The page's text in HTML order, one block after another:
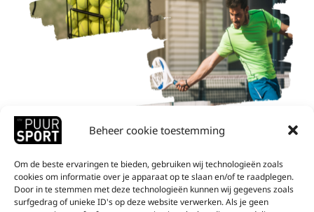
Beheer cookie toestemming
Om de beste ervaringen te bieden, gebruiken wij technologieën zoals
cookies om informatie over je apparaat op te slaan en/of te raadplegen.
Door in te stemmen met deze technologieën kunnen wij gegevens zoals
surfgedrag of unieke ID's op deze website verwerken. Als je geen